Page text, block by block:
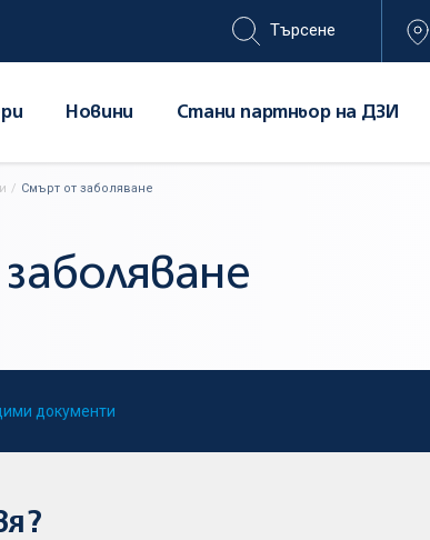
Новини Стани партньор на ДЗИ
/ Смърт от заболяване
документи